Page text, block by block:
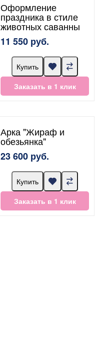
Оформление
праздника в стиле
животных саванны
11 550 руб.
Купить
Заказать в 1 клик
Арка "Жираф и
обезьянка"
23 600 руб.
Купить
Заказать в 1 клик